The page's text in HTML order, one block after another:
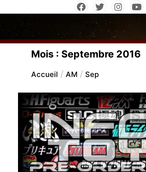
contenu
Mois : Septembre 2016
Accueil AM Sep